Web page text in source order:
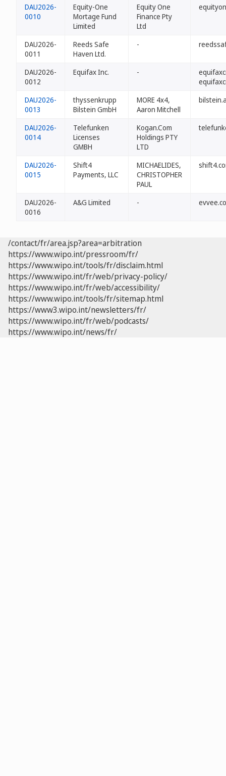
DAU2026-
0010
Equity-One
Mortage Fund
Limited
Equity One
Finance Pty
Ltd
DAU2026-
0011
Reeds Safe
Haven Ltd.
-
DAU2026-
0012
Equifax Inc. -
DAU2026-
0013
thyssenkrupp
Bilstein GmbH
MORE 4x4,
Aaron Mitchell
DAU2026-
0014
Telefunken
Licenses
GMBH
Kogan.Com
Holdings PTY
LTD
DAU2026-
0015
Shift4
Payments, LLC
MICHAELIDES,
CHRISTOPHER
PAUL
DAU2026-
0016
A&G Limited -
/contact/fr/area.jsp?area=arbitration
https://www.wipo.int/pressroom/fr/
https://www.wipo.int/tools/fr/disclaim.html
https://www.wipo.int/fr/web/privacy-policy/
https://www.wipo.int/fr/web/accessibility/
https://www.wipo.int/tools/fr/sitemap.html
https://www3.wipo.int/newsletters/fr/
https://www.wipo.int/fr/web/podcasts/
https://www.wipo.int/news/fr/